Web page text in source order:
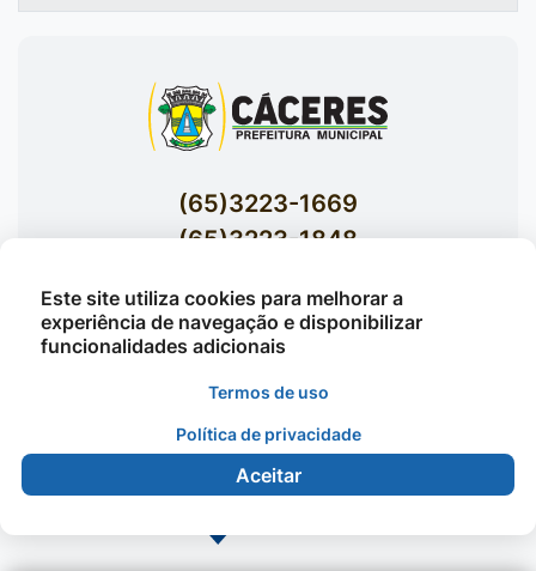
(65)3223-1669
(65)3223-1848
Av. Brasil nº 119 Bairro Jardim Celeste -
Cáceres
©2026 - Prefeitura Municipal de Cáceres - Todos os
direitos reservados
Este site utiliza cookies para melhorar a
experiência de navegação e disponibilizar
funcionalidades adicionais
Termos de uso
Política de privacidade
Aceitar